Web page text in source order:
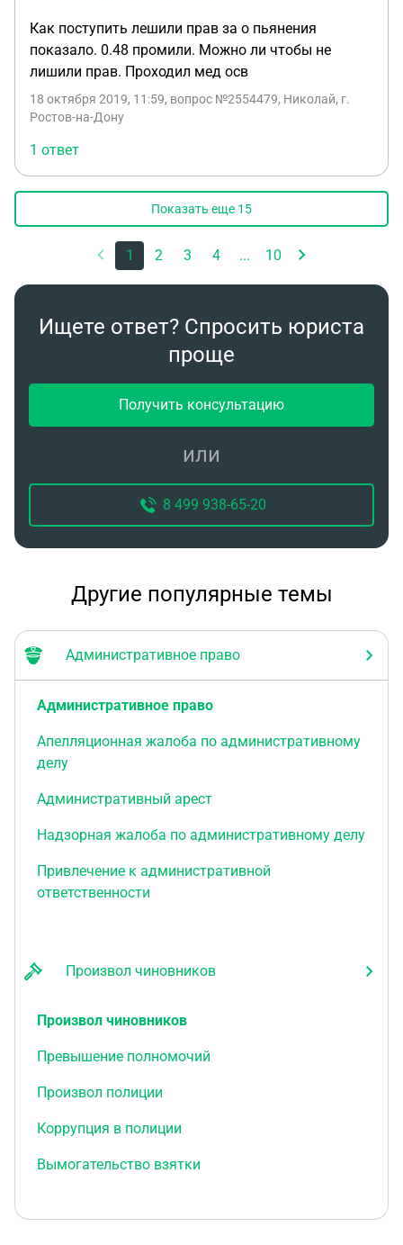
Как поступить лешили прав за о пьянения
показало. 0.48 промили. Можно ли чтобы не
лишили прав. Проходил мед осв
18 октября 2019, 11:59, вопрос №2554479, Николай, г.
Ростов-на-Дону
1 ответ
Показать еще 15
1 2 3 4 ... 10
Ищете ответ? Спросить юриста
проще
Получить консультацию
или
8 499 938-65-20
Другие популярные темы
Административное право
Административное право
Апелляционная жалоба по административному
делу
Административный арест
Надзорная жалоба по административному делу
Привлечение к административной
ответственности
Произвол чиновников
Произвол чиновников
Превышение полномочий
Произвол полиции
Коррупция в полиции
Вымогательство взятки